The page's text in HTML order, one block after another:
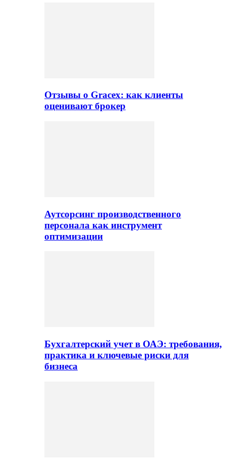
Отзывы о Gracex: как клиенты
оценивают брокер
Аутсорсинг производственного
персонала как инструмент
оптимизации
Бухгалтерский учет в ОАЭ: требования,
практика и ключевые риски для
бизнеса